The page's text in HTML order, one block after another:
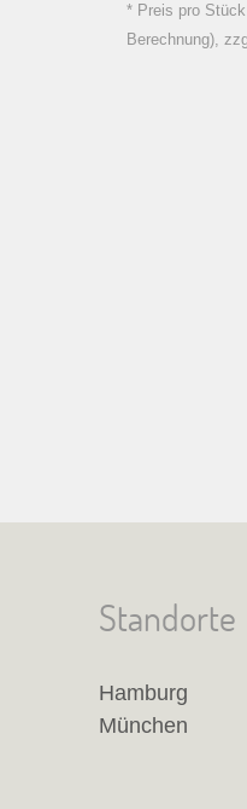
* Preis pro
Berechnung),
Standorte
Hamburg
München